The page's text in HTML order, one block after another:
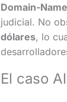
Domain-
judicial. No
dólares, lo
El caso